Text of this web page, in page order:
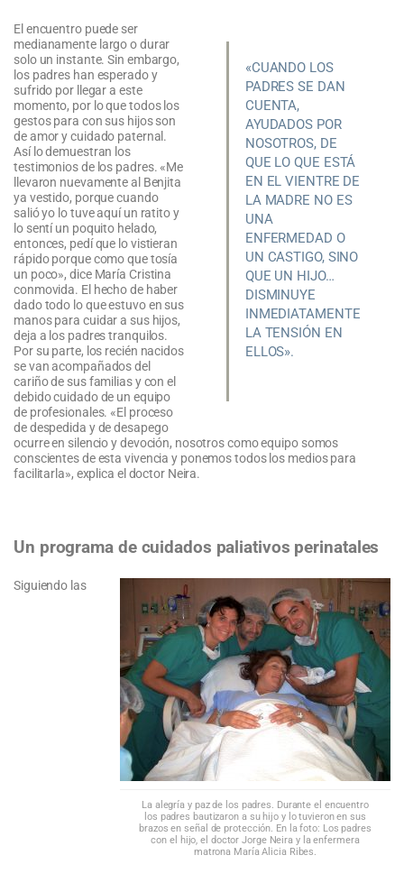
«CUANDO LOS
PADRES SE DAN
CUENTA,
AYUDADOS POR
NOSOTROS, DE
QUE LO QUE ESTÁ
EN EL VIENTRE DE
LA MADRE NO ES
UNA
ENFERMEDAD O
UN CASTIGO, SINO
QUE UN HIJO…
DISMINUYE
INMEDIATAMENTE
LA TENSIÓN EN
ELLOS».
El encuentro puede ser
medianamente largo o durar
solo un instante. Sin embargo,
los padres han esperado y
sufrido por llegar a este
momento, por lo que todos los
gestos para con sus hijos son
de amor y cuidado paternal.
Así lo demuestran los
testimonios de los padres. «Me
llevaron nuevamente al Benjita
ya vestido, porque cuando
salió yo lo tuve aquí un ratito y
lo sentí un poquito helado,
entonces, pedí que lo vistieran
rápido porque como que tosía
un poco», dice María Cristina
conmovida. El hecho de haber
dado todo lo que estuvo en sus
manos para cuidar a sus hijos,
deja a los padres tranquilos.
Por su parte, los recién nacidos
se van acompañados del
cariño de sus familias y con el
debido cuidado de un equipo
de profesionales. «El proceso
de despedida y de desapego
ocurre en silencio y devoción, nosotros como equipo somos
conscientes de esta vivencia y ponemos todos los medios para
facilitarla», explica el doctor Neira.
Un programa de cuidados paliativos perinatales
La alegría y paz de los padres. Durante el encuentro
los padres bautizaron a su hijo y lo tuvieron en sus
brazos en señal de protección. En la foto: Los padres
con el hijo, el doctor Jorge Neira y la enfermera
matrona María Alicia Ribes.
Siguiendo las